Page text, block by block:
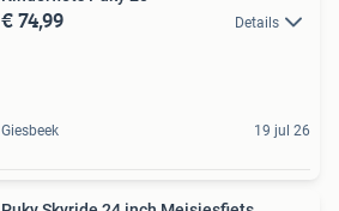
€ 74,99 Details
Giesbeek 19 jul 26